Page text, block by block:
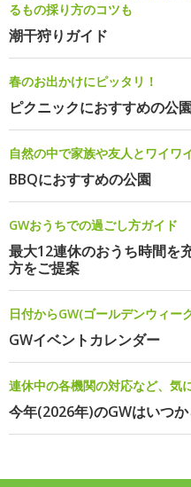
るもの採り方のコツも
潮干狩りガイド
春のお出かけにピッタリ！
ピクニックにおすすめの公
自然の中で家族や友人とワイワ
BBQにおすすめの公園
GWおうちでの過ごし方ガイド
最大12連休のおうち時間を
方をご提案
日付からGW(ゴールデンウィー
GWイベントカレンダー
連休中の各機関の対応など、気
今年(2026年)のGWはいつ